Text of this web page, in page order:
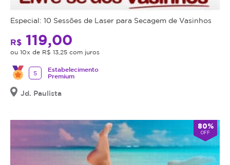
Especial: 10 Sessões de Laser para Secagem de Vasinhos
R$ 119,00
ou 10x de R$ 13,25 com juros
5
Estabelecimento
Premium
Jd. Paulista
80%
OFF